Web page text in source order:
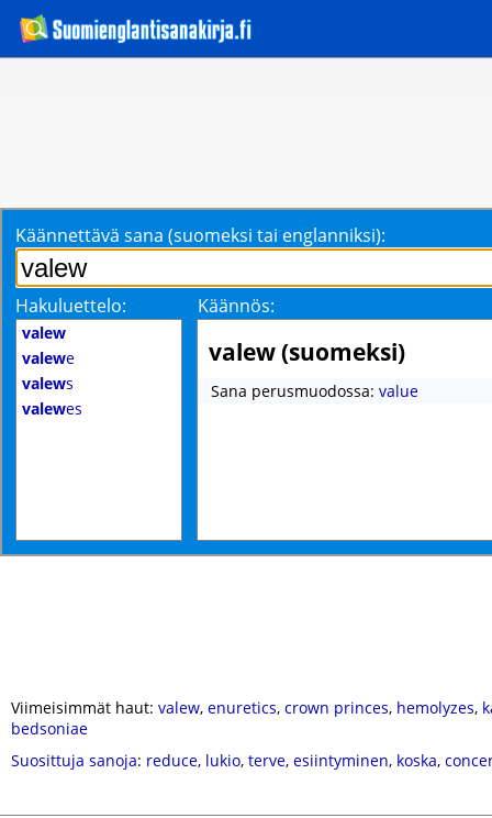
Käännettävä sana (suomeksi tai englanniksi):
Hakuluettelo: Käännös:
valew
valewe
valews
valewes
valew (suomeksi)
Sana perusmuodossa: value
Viimeisimmät haut: valew, enuretics, crown princes, hemolyzes,
bedsoniae
Suosittuja sanoja: reduce, lukio, terve, esiintyminen, koska,